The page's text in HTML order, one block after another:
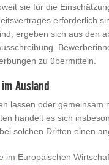
sie für die
erforderlich
ergeben sich aus den
zu übermitteln.
Ausland
lassen oder gemeinsam
handelt es sich
solchen Dritten einen
im Europäischen